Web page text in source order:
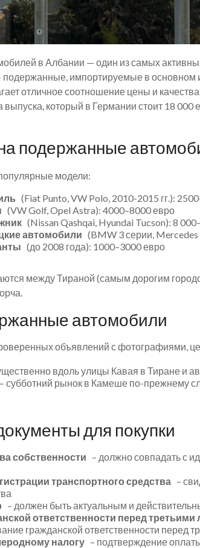
в Албании — один из самых
импортируемые в основном
отличное соотношение цены и
выпуска, который в Германии стоит 18 000
подержанные
модели:
(Fiat Punto, VW Polo, 2010-2015 гг.):
(VW Golf, Opel Astra): 4000–8000 евро
(Nissan Qashqai, Hyundai Tucson): 8
автомобили (BMW 3 серии, Mercedes
(до 2008 года): 1000–3000 евро
между Тираной (самым дорогим
автомобили
объявлений с фотографиями,
вдоль улицы Кавая в Тиране и
субботний рынок в Камеше по-прежнему
для покупки
собственности – должно совпадать с
транспортного средства –
– должен быть актуальным и
ответственности перед третьими
гражданской ответственности перед
налогу – подтверждение